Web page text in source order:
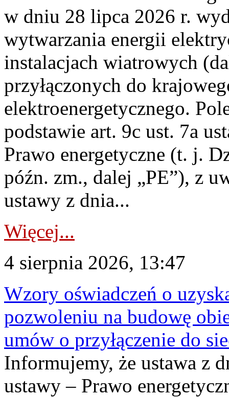
w dniu 28 lipca 2026 r.
wytwarzania energii
instalacjach wiatrowych
przyłączonych do
elektroenergetycznego.
podstawie art. 9c ust. 7a
Prawo energetyczne (t. j.
późn. zm., dalej „PE”), z
ustawy z dnia...
Więcej...
4 sierpnia 2026, 13:47
Wzory oświadczeń o
pozwoleniu na budowę
umów o przyłączenie do
Informujemy, że ustawa z
ustawy – Prawo